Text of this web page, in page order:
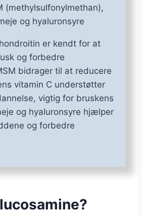
(methylsulfonylmethan),
og hyaluronsyre
er kendt for at
og forbedre
bidrager til at reducere
vitamin C understøtter
vigtig for bruskens
og hyaluronsyre hjælper
og forbedre